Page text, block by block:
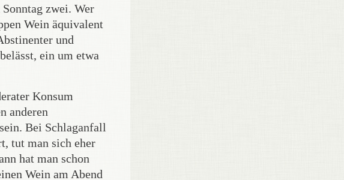
zwei. Wer
Wein äquivalent
und
ein um etwa
Konsum
anderen
Bei Schlaganfall
tut man sich eher
hat man schon
Wein am Abend